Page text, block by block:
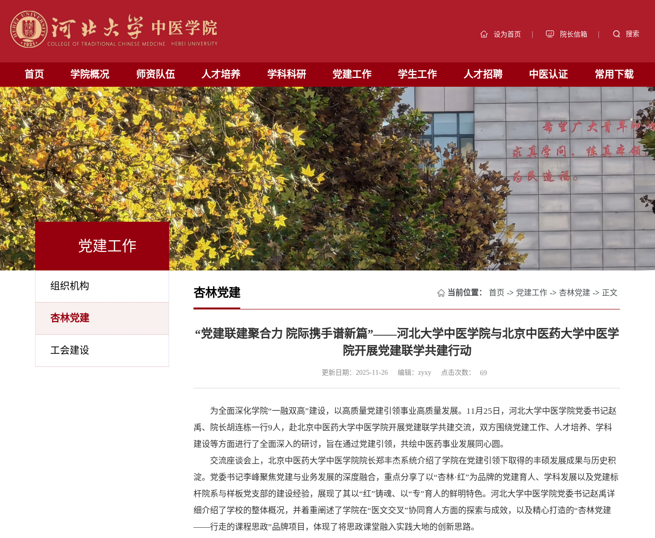
设为首页 | 院长信箱 | 搜索
首页 学院概况 师资队伍 人才培养 学科科研 党建工作 学生工作 人才招聘 中医认证 常用下载
党建工作
组织机构
杏林党建
工会建设
杏林党建 当前位置： 首页 -> 党建工作 -> 杏林党建 -> 正文
“党建联建聚合力 院际携手谱新篇”——河北大学中医学院与北京中医药大学中医学
院开展党建联学共建行动
更新日期：2025-11-26 编辑：zyxy 点击次数： 69
为全面深化学院“一融双高”建设，以高质量党建引领事业高质量发展。11月25日，河北大学中医学院党委书记赵
禹、院长胡连栋一行9人，赴北京中医药大学中医学院开展党建联学共建交流，双方围绕党建工作、人才培养、学科
建设等方面进行了全面深入的研讨，旨在通过党建引领，共绘中医药事业发展同心圆。
交流座谈会上，北京中医药大学中医学院院长郑丰杰系统介绍了学院在党建引领下取得的丰硕发展成果与历史积
淀。党委书记李峰聚焦党建与业务发展的深度融合，重点分享了以“杏林·红”为品牌的党建育人、学科发展以及党建标
杆院系与样板党支部的建设经验，展现了其以“红”铸魂、以“专”育人的鲜明特色。河北大学中医学院党委书记赵禹详
细介绍了学校的整体概况，并着重阐述了学院在“医文交叉”协同育人方面的探索与成效，以及精心打造的“杏林党建
——行走的课程思政”品牌项目，体现了将思政课堂融入实践大地的创新思路。